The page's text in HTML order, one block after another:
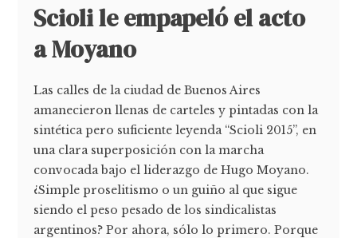
Scioli le empapeló el acto
a Moyano
Las calles de la ciudad de Buenos Aires
amanecieron llenas de carteles y pintadas con la
sintética pero suficiente leyenda “Scioli 2015”, en
una clara superposición con la marcha
convocada bajo el liderazgo de Hugo Moyano.
¿Simple proselitismo o un guiño al que sigue
siendo el peso pesado de los sindicalistas
argentinos? Por ahora, sólo lo primero. Porque